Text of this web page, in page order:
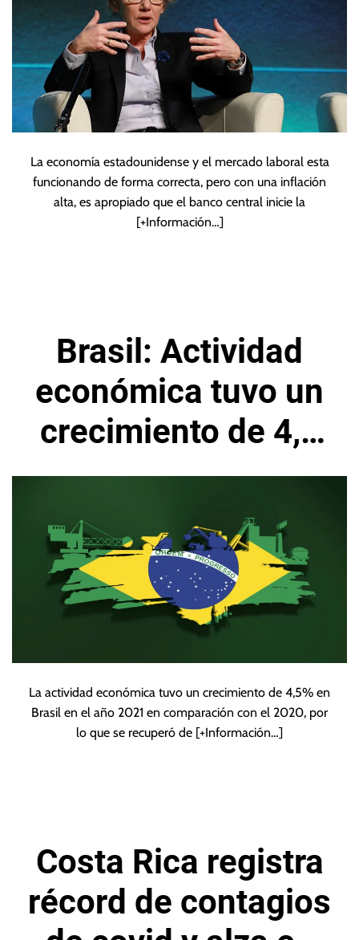
La economía estadounidense y el mercado laboral esta
funcionando de forma correcta, pero con una inflación
alta, es apropiado que el banco central inicie la
[+Información…]
Brasil: Actividad
económica tuvo un
crecimiento de 4,5
% en el año 2021
La actividad económica tuvo un crecimiento de 4,5% en
Brasil en el año 2021 en comparación con el 2020, por
lo que se recuperó de [+Información…]
Costa Rica registra
récord de contagios